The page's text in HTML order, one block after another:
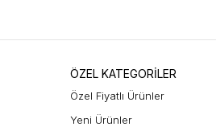
ÖZEL KATEGORİLER
Özel Fiyatlı Ürünler
Yeni Ürünler